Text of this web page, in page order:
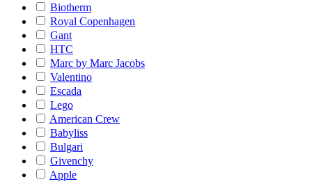
Biotherm
Royal Copenhagen
Gant
HTC
Marc by Marc Jacobs
Valentino
Escada
Lego
American Crew
Babyliss
Bulgari
Givenchy
Apple